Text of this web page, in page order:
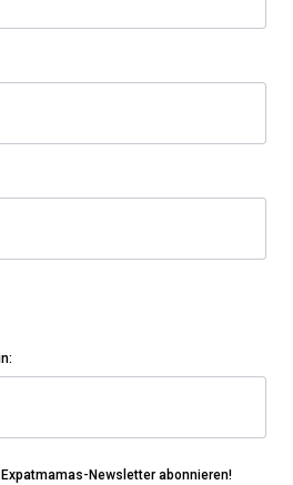
Newsletter abonnieren!